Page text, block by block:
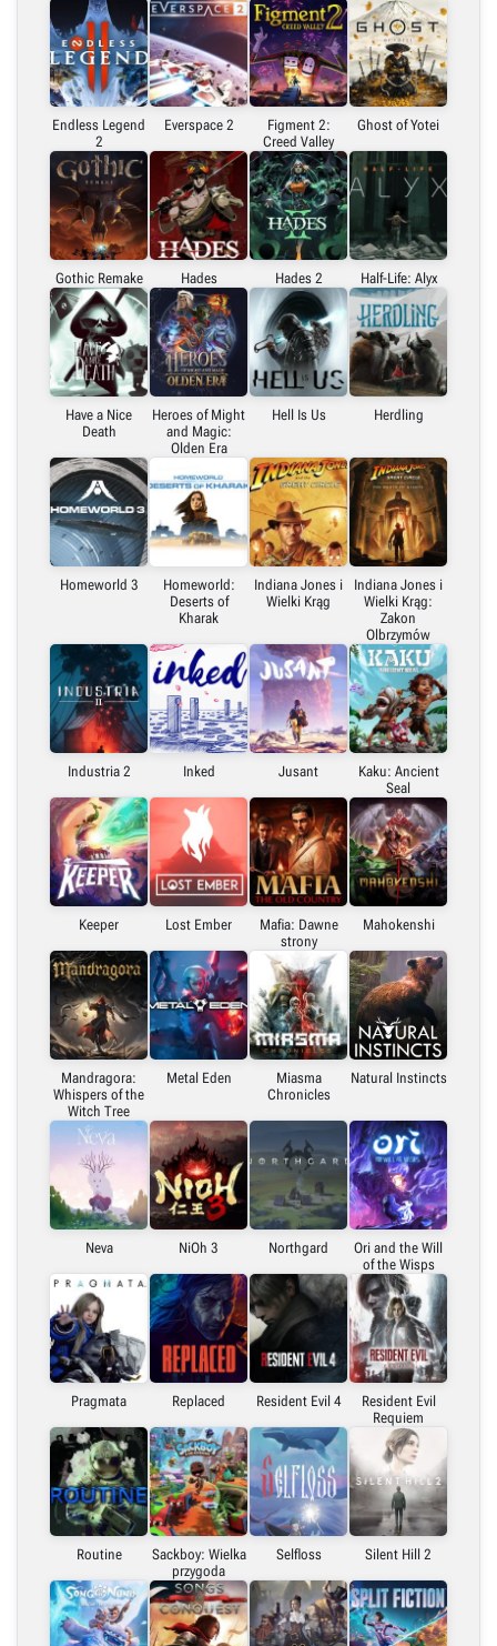
Endless Legend
2
Everspace 2
Figment 2:
Creed Valley
Ghost of Yotei
Gothic Remake Hades Hades 2 Half-Life: Alyx
Have a Nice
Death
Heroes of Might
and Magic:
Olden Era
Hell Is Us Herdling
Homeworld 3
Homeworld:
Deserts of
Kharak
Indiana Jones i
Wielki Krąg
Indiana Jones i
Wielki Krąg:
Zakon
Olbrzymów
Industria 2 Inked Jusant
Kaku: Ancient
Seal
Keeper Lost Ember
Mafia: Dawne
strony
Mahokenshi
Mandragora:
Whispers of the
Witch Tree
Metal Eden
Miasma
Chronicles
Natural Instincts
Neva NiOh 3 Northgard
Ori and the Will
of the Wisps
Pragmata Replaced Resident Evil 4
Resident Evil
Requiem
Routine
Sackboy: Wielka
przygoda
Selfloss Silent Hill 2